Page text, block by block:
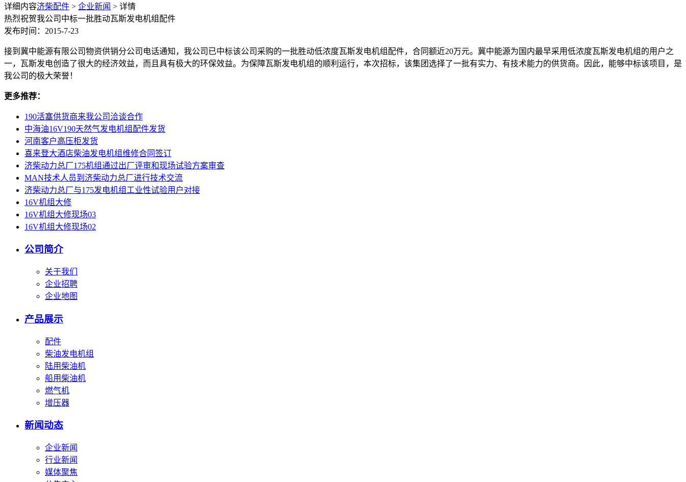
详细内容济柴配件 > 企业新闻 > 详情
热烈祝贺我公司中标一批胜动瓦斯发电机组配件
发布时间：2015-7-23
接到冀中能源有限公司物资供销分公司电话通知，我公司已中标该公司采购的一批胜动低浓度瓦斯发电机组配件，合同额近20万元。冀中能源为国内最早采用低浓度瓦斯发电机组的用户之
一，瓦斯发电创造了很大的经济效益，而且具有极大的环保效益。为保障瓦斯发电机组的顺利运行，本次招标，该集团选择了一批有实力、有技术能力的供货商。因此，能够中标该项目，是
我公司的极大荣誉！
更多推荐：
190活塞供货商来我公司洽谈合作
中海油16V190天然气发电机组配件发货
河南客户高压柜发货
喜来登大酒店柴油发电机组维修合同签订
济柴动力总厂175机组通过出厂评审和现场试验方案审查
MAN技术人员到济柴动力总厂进行技术交流
济柴动力总厂与175发电机组工业性试验用户对接
16V机组大修
16V机组大修现场03
16V机组大修现场02
公司简介
关于我们
企业招聘
企业地图
产品展示
配件
柴油发电机组
陆用柴油机
船用柴油机
燃气机
增压器
新闻动态
企业新闻
行业新闻
媒体聚焦